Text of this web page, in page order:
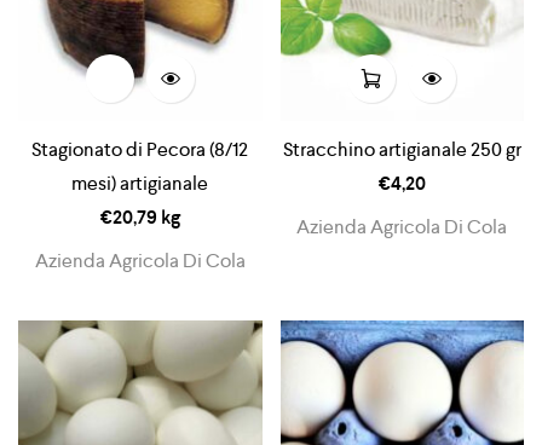
Stagionato di Pecora (8/12
mesi) artigianale
€20,79 kg
Azienda Agricola Di Cola
Stracchino artigianale 250 gr
€4,20
Azienda Agricola Di Cola